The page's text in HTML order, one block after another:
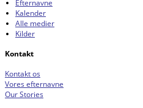
Efternavne
Kalender
Alle medier
Kilder
Kontakt
Kontakt os
Vores efternavne
Our Stories